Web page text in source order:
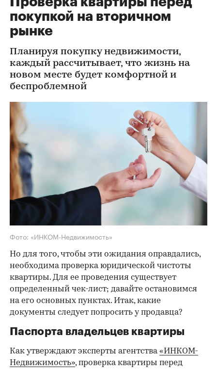
покупкой на вторичном
рынке
Планируя покупку недвижимости,
каждый рассчитывает, что жизнь на
новом месте будет комфортной и
беспроблемной
Фото: «ИНКОМ-Недвижимость»
Но для того, чтобы эти ожидания оправдались,
необходима проверка юридической чистоты
квартиры. Для ее проведения существует
определенный чек-лист; давайте остановимся
на его основных пунктах. Итак, какие
документы следует попросить у продавца?
Паспорта владельцев квартиры
Как утверждают эксперты агентства«ИНКОМ-
Недвижимость», проверка квартиры перед